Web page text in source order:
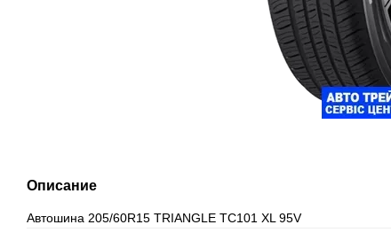
Описание
Автошина 205/60R15 TRIANGLE TC101 XL 95V